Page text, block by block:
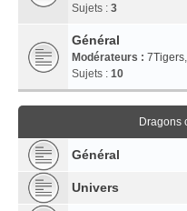
Sujets : 3
Général
Modérateurs : 7Tigers,
Sujets : 10
Dragons
Général
Univers